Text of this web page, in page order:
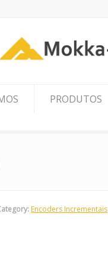
PRODUTOS
Encoders Incrementais